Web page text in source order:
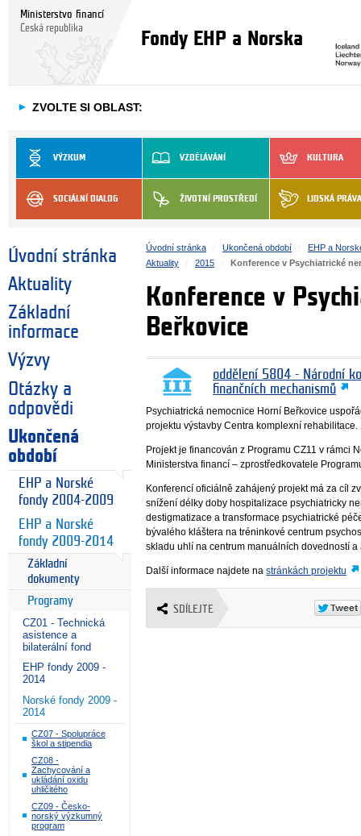
Ministerstvo financí
Česká republika
Fondy EHP a Norska
► ZVOLTE SI OBLAST:
VÝZKUM VZDĚLÁVÁNÍ KULTURA
SOCIÁLNÍ DIALOG ŽIVOTNÍ PROSTŘEDÍ LIDSKÁ PRÁVA
Úvodní stránka
Aktuality
Základní
informace
Výzvy
Otázky a
odpovědi
Ukončená
období
EHP a Norské
fondy 2004-2009
EHP a Norské
fondy 2009-2014
Základní
dokumenty
Programy
CZ01 - Technická
asistence a
bilaterální fond
EHP fondy 2009 -
2014
Norské fondy 2009 -
2014
CZ07 - Spolupráce
škol a stipendia
CZ08 -
Zachycování a
ukládání oxidu
uhličitého
CZ09 - Česko-
norský výzkumný
program
Úvodní stránka Ukončená období
EHP a
Aktuality
2015 Konference v Psychiatrické
Konference v
Beřkovice
oddělení 5804 - Národní
finančních mechanismů
Psychiatrická nemocnice Horní Beřkovice
projektu výstavby Centra komplexní rehabilitace.
Projekt je financován z Programu CZ11 v rámci
Ministerstva financí – zprostředkovatele
Konferencí oficiálně zahájený projekt má za cíl
snížení délky doby hospitalizace psychiatricky
destigmatizace a transformace psychiatrické
bývalého kláštera na tréninkové centrum
skladu uhlí na centrum manuálních dovedností a
Další informace najdete nastránkách projektu
SDÍLEJTE